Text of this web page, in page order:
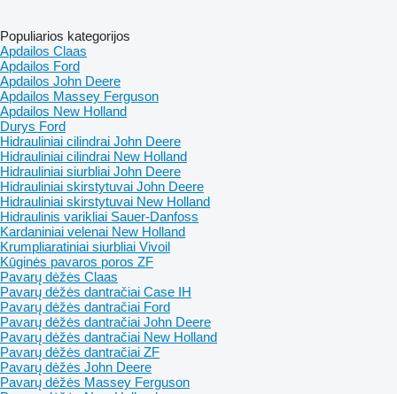
Populiarios kategorijos
Apdailos Claas
Apdailos Ford
Apdailos John Deere
Apdailos Massey Ferguson
Apdailos New Holland
Durys Ford
Hidrauliniai cilindrai John Deere
Hidrauliniai cilindrai New Holland
Hidrauliniai siurbliai John Deere
Hidrauliniai skirstytuvai John Deere
Hidrauliniai skirstytuvai New Holland
Hidraulinis varikliai Sauer-Danfoss
Kardaniniai velenai New Holland
Krumpliaratiniai siurbliai Vivoil
Kūginės pavaros poros ZF
Pavarų dėžės Claas
Pavarų dėžės dantračiai Case IH
Pavarų dėžės dantračiai Ford
Pavarų dėžės dantračiai John Deere
Pavarų dėžės dantračiai New Holland
Pavarų dėžės dantračiai ZF
Pavarų dėžės John Deere
Pavarų dėžės Massey Ferguson